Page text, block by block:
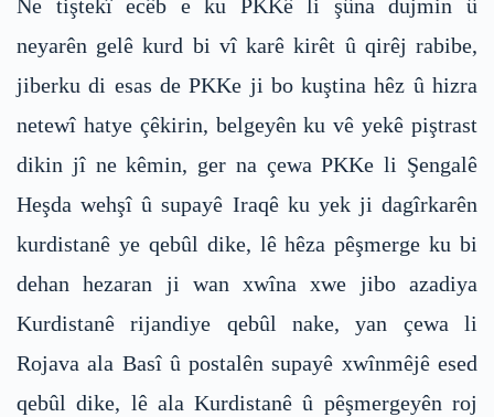
Ne tiştekî ecêb e ku PKKê li şûna dujmin û
neyarên gelê kurd bi vî karê kirêt û qirêj rabibe,
jiberku di esas de PKKe ji bo kuştina hêz û hizra
netewî hatye çêkirin, belgeyên ku vê yekê piştrast
dikin jî ne kêmin, ger na çewa PKKe li Şengalê
Heşda wehşî û supayê Iraqê ku yek ji dagîrkarên
kurdistanê ye qebûl dike, lê hêza pêşmerge ku bi
dehan hezaran ji wan xwîna xwe jibo azadiya
Kurdistanê rijandiye qebûl nake, yan çewa li
Rojava ala Basî û postalên supayê xwînmêjê esed
qebûl dike, lê ala Kurdistanê û pêşmergeyên roj